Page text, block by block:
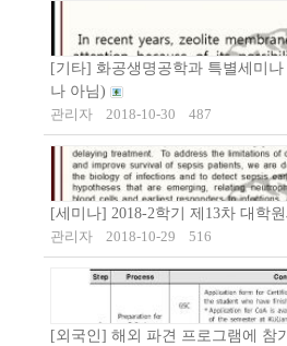
[기타] 화공생명공학과 특별세미나
나 아님)
관리자
2018-10-30 487
[세미나] 2018-2학기 제13차 대학
관리자
2018-10-29 516
[외국인] 해외 파견 프로그램에 참